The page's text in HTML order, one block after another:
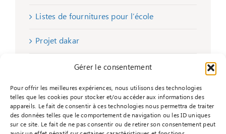
Gérer le consentement
Pour offrir les meilleures expériences, nous utilisons des technologies
telles que les cookies pour stocker et/ou accéder aux informations des
appareils. Le fait de consentir à ces technologies nous permettra de traiter
des données telles que le comportement de navigation ou les ID uniques
sur ce site. Le fait de ne pas consentir ou de retirer son consentement peut
Listes de fournitures pour l’école
Projet dakar
Remise de chèques